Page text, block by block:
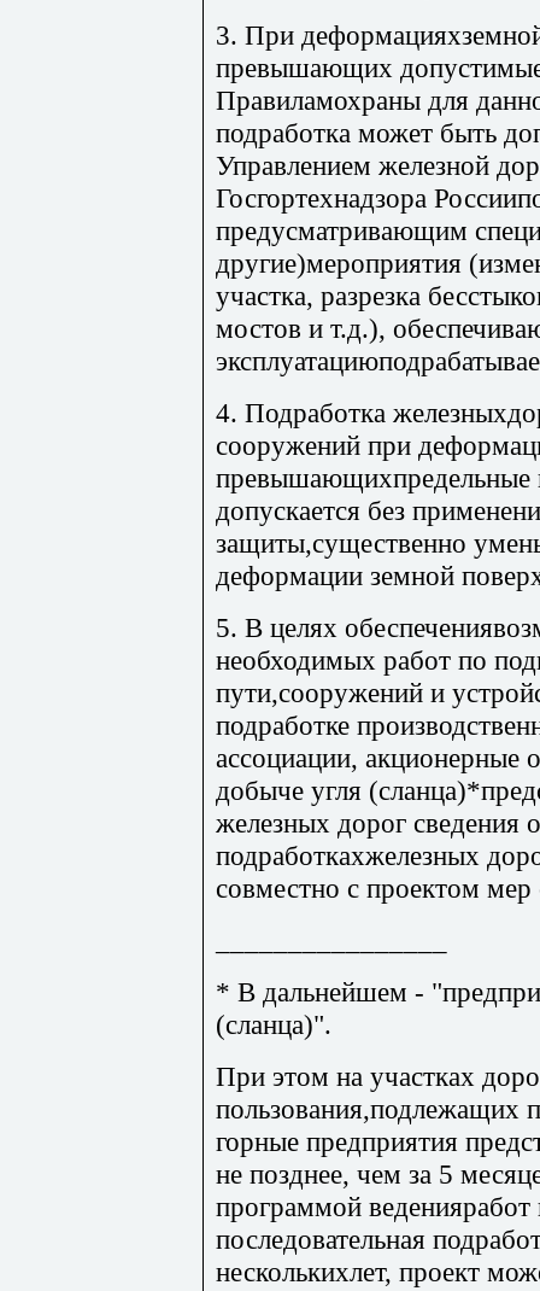
3. При
превышающих
Правиламохраны для
подработка может быть
Управлением железной
Госгортехнадзора
предусматривающим
другие)мероприятия
участка, разрезка
мостов и т.д.),
4. Подработка
сооружений при
превышающихпредельные
допускается без
защиты,существенно
деформации земной
5. В целях
необходимых работ по
пути,сооружений и
подработке
ассоциации, акционерные
добыче угля
железных дорог сведения
подработкахжелезных
совместно с проектом
* В дальнейшем -
(сланца)".
При этом на участках
пользования,подлежащих
горные предприятия
не позднее, чем за 5
программой веденияработ
последовательная
несколькихлет, проект